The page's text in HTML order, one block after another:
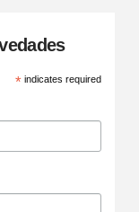
*indicates required